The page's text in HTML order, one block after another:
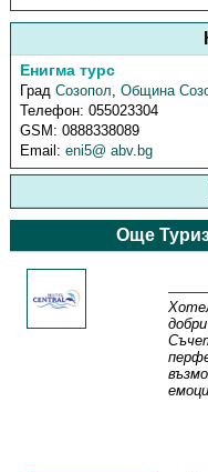
Енигма турс
ГрадСозопол,Община
Телефон:055023304
GSM:0888338089
Email:eni5@ abv.bg
Още